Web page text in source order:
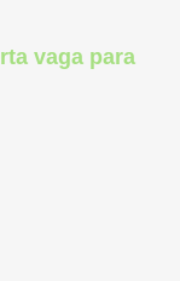
vaga para